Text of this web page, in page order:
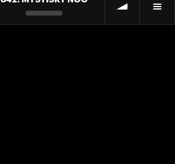
9. "Ett landslag att älska"